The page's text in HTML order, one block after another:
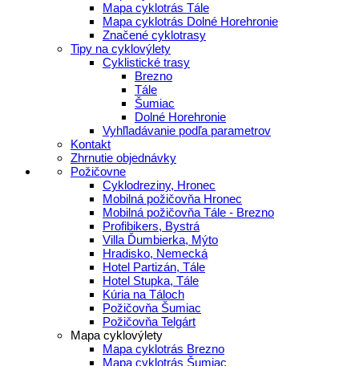
Mapa cyklotrás Tále
Mapa cyklotrás Dolné Horehronie
Značené cyklotrasy
Tipy na cyklovýlety
Cyklistické trasy
Brezno
Tále
Šumiac
Dolné Horehronie
Vyhľladávanie podľa parametrov
Kontakt
Zhrnutie objednávky
Požičovne
Cyklodreziny, Hronec
Mobilná požičovňa Hronec
Mobilná požičovňa Tále - Brezno
Profibikers, Bystrá
Villa Ďumbierka, Mýto
Hradisko, Nemecká
Hotel Partizán, Tále
Hotel Stupka, Tále
Kúria na Táloch
Požičovňa Šumiac
Požičovňa Telgárt
Mapa cyklovýlety
Mapa cyklotrás Brezno
Mapa cyklotrás Šumiac